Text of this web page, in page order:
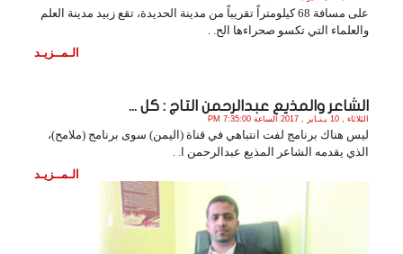
على مسافة 68 كيلومتراً تقريباً من مدينة الحديدة، تقع زبيد مدينة العلم
والعلماء التي تكسو صحراءها الح. .
الـمــزيـد
الشاعر والمذيع عبدالرحمن التاج : كل ...
الثلاثاء , 10 يـنـاير , 2017 الساعة 7:35:00 PM
ليس هناك برنامج لفت انتباهي في قناة (اليمن) سوى برنامج (ملامح)،
الذي يقدمه الشاعر المذيع عبدالرحمن ا. .
الـمــزيـد